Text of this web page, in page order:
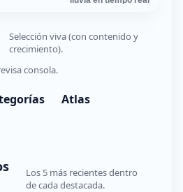
Selección viva (con contenido y
crecimiento).
consola.
Atlas
Los 5 más recientes dentro
de cada destacada.